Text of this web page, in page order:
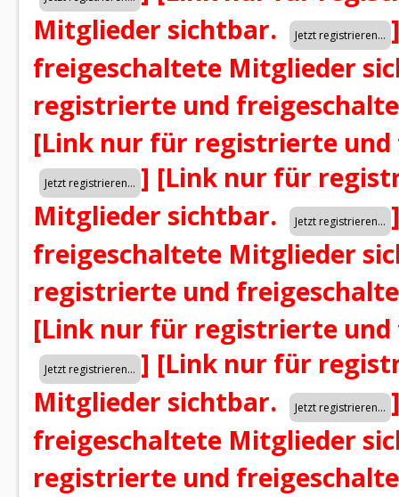
Mitglieder sichtbar.
]
freigeschaltete Mitglieder
registrierte und
[Link nur für registrierte
] [Link nur für
Mitglieder sichtbar.
]
freigeschaltete Mitglieder
registrierte und
[Link nur für registrierte
] [Link nur für
Mitglieder sichtbar.
]
freigeschaltete Mitglieder
registrierte und